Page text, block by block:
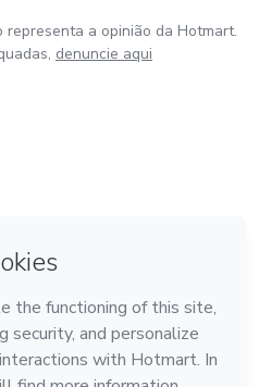
a opinião da Hotmart.
denuncie aqui